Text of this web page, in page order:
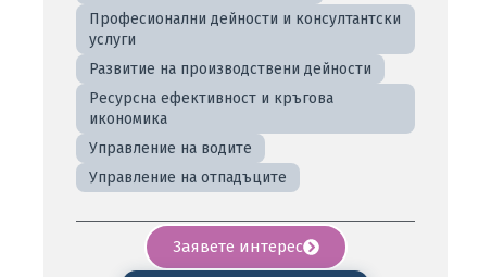
Професионални дейности и консултантски
услуги
Развитие на производствени дейности
Ресурсна ефективност и кръгова
икономика
Управление на водите
Управление на отпадъците
Заявете интерес